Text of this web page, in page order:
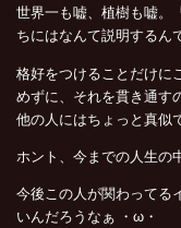
世界一も嘘、植樹も嘘。
ちにはなんて説明するん
格好をつけることだけに
めずに、それを貫き通す
他の人にはちょっと真似
ホント、今までの人生の
今後この人が関わってる
いんだろうなぁ ・ω・